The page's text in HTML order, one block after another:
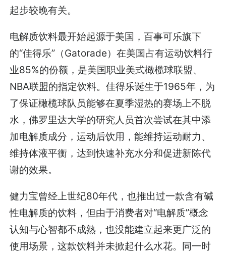
起步较晚有关。
电解质饮料最开始起源于美国，百事可乐旗下
的“佳得乐”（Gatorade）在美国占有运动饮料行
业85%的份额，是美国职业美式橄榄球联盟、
NBA联盟的指定饮料。佳得乐诞生于1965年，为
了保证橄榄球队员能够在夏季湿热的赛场上不脱
水，佛罗里达大学的研究人员首次尝试在其中添
加电解质成分，运动后饮用，能维持运动耐力、
维持体液平衡，达到快速补充水分和促进新陈代
谢的效果。
健力宝曾经上世纪80年代，也推出过一款含有碱
性电解质的饮料，但由于消费者对“电解质”概念
认知与心智都不成熟，也没能建立起来更广泛的
使用场景，这款饮料并未掀起什么水花。同一时